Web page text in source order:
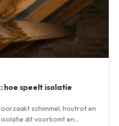
hoe speelt isolatie
schimmel, houtrot en
dit voorkomt en…